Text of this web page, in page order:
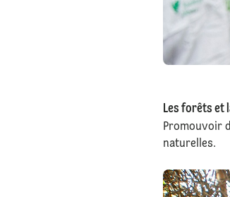
Les forêts et
Promouvoir
naturelles.